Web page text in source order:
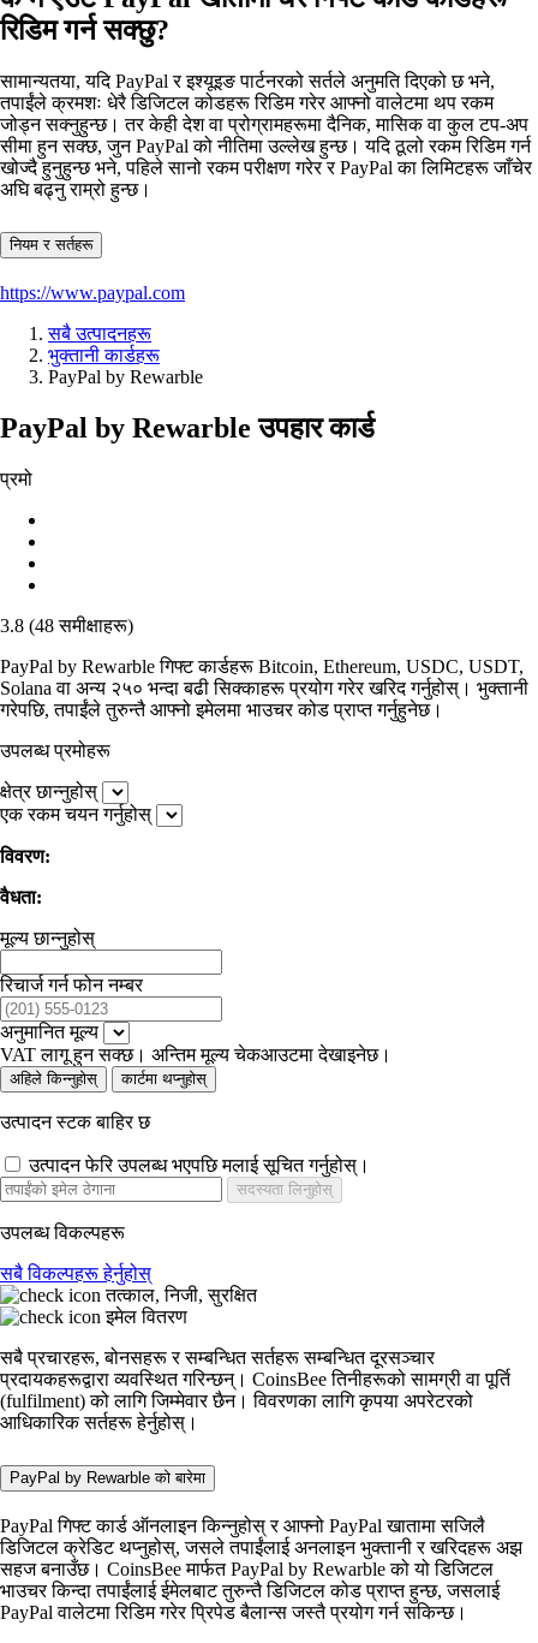
रिडिम गर्न सक्छु?
सामान्यतया, यदि PayPal र इश्यूइङ पार्टनरको सर्तले अनुमति दिएको छ भने,
तपाईंले क्रमशः धेरै डिजिटल कोडहरू रिडिम गरेर आफ्नो वालेटमा थप रकम
जोड्न सक्नुहुन्छ। तर केही देश वा प्रोग्रामहरूमा दैनिक, मासिक वा कुल टप‑अप
सीमा हुन सक्छ, जुन PayPal को नीतिमा उल्लेख हुन्छ। यदि ठूलो रकम रिडिम गर्न
खोज्दै हुनुहुन्छ भने, पहिले सानो रकम परीक्षण गरेर र PayPal का लिमिटहरू जाँचेर
अघि बढ्नु राम्रो हुन्छ।
नियम र सर्तहरू
https://www.paypal.com
सबै उत्पादनहरू
भुक्तानी कार्डहरू
PayPal by Rewarble
PayPal by Rewarble उपहार कार्ड
प्रमो
3.8 (48 समीक्षाहरू)
PayPal by Rewarble गिफ्ट कार्डहरू Bitcoin, Ethereum, USDC, USDT,
Solana वा अन्य २५० भन्दा बढी सिक्काहरू प्रयोग गरेर खरिद गर्नुहोस्। भुक्तानी
गरेपछि, तपाईंले तुरुन्तै आफ्नो इमेलमा भाउचर कोड प्राप्त गर्नुहुनेछ।
उपलब्ध प्रमोहरू
क्षेत्र छान्नुहोस्
एक रकम चयन गर्नुहोस्
विवरण:
वैधता:
मूल्य छान्नुहोस्
रिचार्ज गर्न फोन नम्बर
अनुमानित मूल्य
VAT लागू हुन सक्छ। अन्तिम मूल्य चेकआउटमा देखाइनेछ।
अहिले किन्नुहोस् कार्टमा थप्नुहोस्
उत्पादन स्टक बाहिर छ
उत्पादन फेरि उपलब्ध भएपछि मलाई सूचित गर्नुहोस्।
सदस्यता लिनुहोस्
उपलब्ध विकल्पहरू
सबै विकल्पहरू हेर्नुहोस्
तत्काल, निजी, सुरक्षित
इमेल वितरण
सबै प्रचारहरू, बोनसहरू र सम्बन्धित सर्तहरू सम्बन्धित दूरसञ्चार
प्रदायकहरूद्वारा व्यवस्थित गरिन्छन्। CoinsBee तिनीहरूको सामग्री वा पूर्ति
(fulfilment) को लागि जिम्मेवार छैन। विवरणका लागि कृपया अपरेटरको
आधिकारिक सर्तहरू हेर्नुहोस्।
PayPal by Rewarble को बारेमा
PayPal गिफ्ट कार्ड ऑनलाइन किन्नुहोस् र आफ्नो PayPal खातामा सजिलै
डिजिटल क्रेडिट थप्नुहोस्, जसले तपाईंलाई अनलाइन भुक्तानी र खरिदहरू अझ
सहज बनाउँछ। CoinsBee मार्फत PayPal by Rewarble को यो डिजिटल
भाउचर किन्दा तपाईंलाई ईमेलबाट तुरुन्तै डिजिटल कोड प्राप्त हुन्छ, जसलाई
PayPal वालेटमा रिडिम गरेर प्रिपेड बैलान्स जस्तै प्रयोग गर्न सकिन्छ।